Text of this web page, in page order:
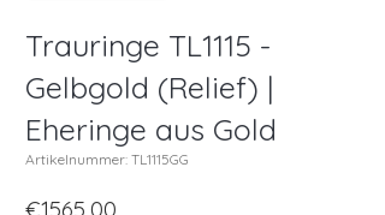
Trauringe TL1115 -
Gelbgold (Relief) |
Eheringe aus Gold
Artikelnummer: TL1115GG
€1565,00